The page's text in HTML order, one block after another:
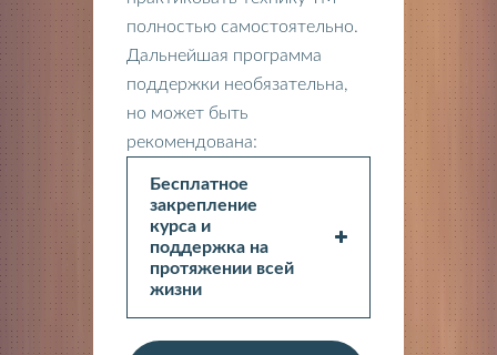
полностью самостоятельно.
Дальнейшая программа
поддержки необязательна,
но может быть
рекомендована:
Бесплатное
закрепление
курса и
поддержка на
протяжении всей
жизни